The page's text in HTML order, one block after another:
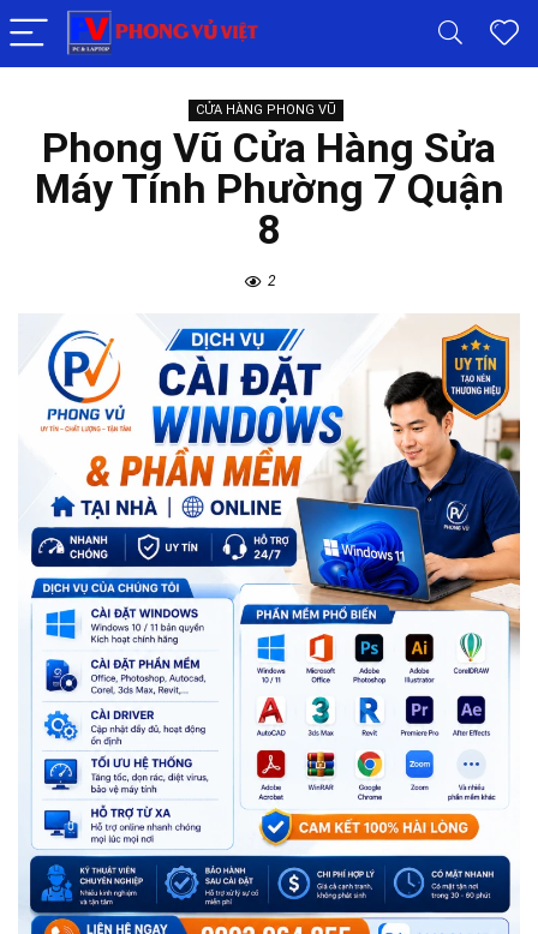
CỬA HÀNG PHONG VŨ
Phong Vũ Cửa Hàng Sửa
Máy Tính Phường 7 Quận
8
2